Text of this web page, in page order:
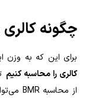
چگونه
برای این که به وزن
کالری را محاسبه کنیم
از محاسبه BMR